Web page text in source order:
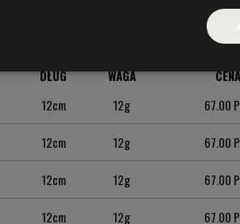
DŁUG WAGA
CENA
12cm 12g 67.00
12cm 12g 67.00
12cm 12g 67.00
12cm 12g 67.00